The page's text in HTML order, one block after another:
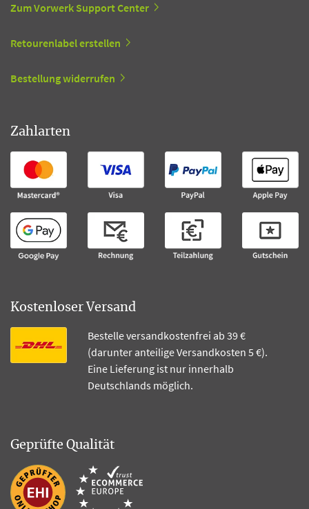
Zum Vorwerk Support Center
Retourenlabel erstellen
Bestellung widerrufen
Zahlarten
Kostenloser Versand
Bestelle versandkostenfrei ab 39 €
(darunter anteilige Versandkosten 5 €).
Eine Lieferung ist nur innerhalb
Deutschlands möglich.
Geprüfte Qualität